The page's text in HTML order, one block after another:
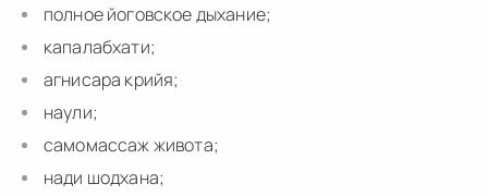
полное йоговское дыхание;
капалабхати;
агнисара крийя;
наули;
самомассаж живота;
нади шодхана;